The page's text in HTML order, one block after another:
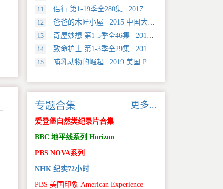
11 侣行 第1-19季全280集 2017 中国大陆 旅行类纪录片
12 爸爸的木匠小屋 2015 中国大陆 社会生活类纪录片
13 奇屋妙想 第1-5季全46集 2012 美国 HGTV 真人秀&舞台类纪录片
14 致命护士 第1-3季全29集 2016 英国 传记类纪录片
15 哺乳动物的崛起 2019 美国 PBS 自然类纪录片
专题合集 更多...
爱登堡自然类纪录片合集
BBC 地平线系列 Horizon
PBS NOVA系列
NHK 纪实72小时
PBS 美国印象 American Experience